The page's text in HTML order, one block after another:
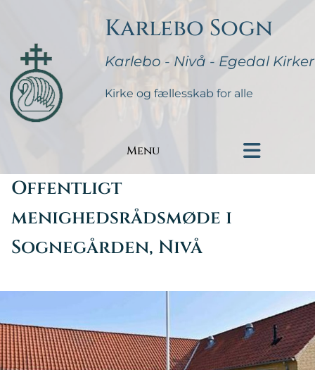
Karlebo Sogn
Karlebo - Nivå - Egedal Kirker
Kirke og fællesskab for alle
Menu
Offentligt
menighedsrådsmøde i
Sognegården, Nivå